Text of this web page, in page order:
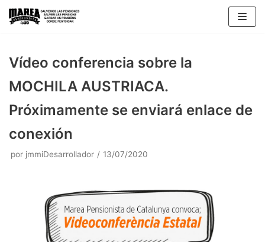
Saltar
Vídeo conferencia sobre la
MOCHILA AUSTRIACA.
Próximamente se enviará enlace de
conexión
por jmmiDesarrollador 13/07/2020